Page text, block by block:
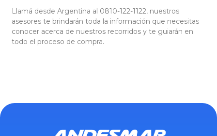
Llamá desde Argentina al 0810-122-1122, nuestros
asesores te brindarán toda la información que necesitas
conocer acerca de nuestros recorridos y te guiarán en
todo el proceso de compra.